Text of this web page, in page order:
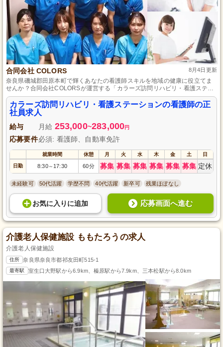
合同会社 COLORS 8月4日更新
奈良県磯城郡田原本町で輝くあなたの看護師スキルを地域の健康に役立てま
せんか？合同会社COLORSが運営する「カラーズ訪問リハビリ・看護ステー
ション」では、心温まる訪問看護サービスを提供しています。未経験でも安
心のサポート体制と充実のスキルアップ環境が整っており、利用者様の笑顔
と「ありがとう」に出会える職場です。あなたの情熱を私たちと一緒に形に
していきましょう。応募お待ちしています！
カラーズ訪問リハビリ・看護ステーションの看護師の正
社員求人
給与 月給 253,000~283,000円
応募要件必須: 看護師、自動車免許
就業時間 休憩 月 火 水 木 金 土 日
日勤 8:30～ 17:30 60分 募集 募集 募集 募集 募集 募集 定休
未経験可 50代活躍 学歴不問 40代活躍 新卒可 残業ほぼなし
お気に入り に追加 応募画面へ進む
介護老人保健施設 ももたろうの求人
介護老人保健施設
住所 奈良県奈良市都祁友田町515-1
最寄駅 室生口大野駅から6.9km、榛原駅から7.9km、三本松駅から8.0km